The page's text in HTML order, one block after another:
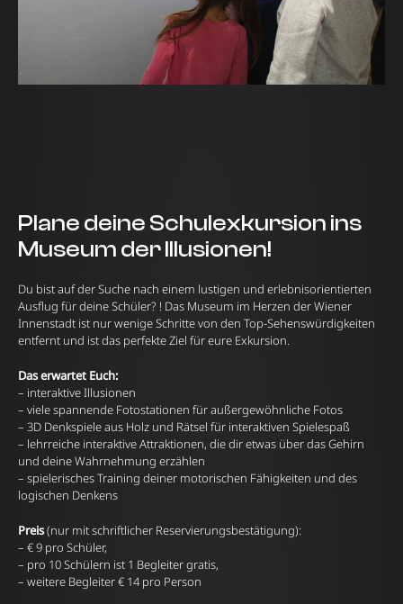
Plane deine Schulexkursion ins
Museum der Illusionen!
Du bist auf der Suche nach einem lustigen und erlebnisorientierten
Ausflug für deine Schüler? ! Das Museum im Herzen der Wiener
Innenstadt ist nur wenige Schritte von den Top-Sehenswürdigkeiten
entfernt und ist das perfekte Ziel für eure Exkursion.
Das erwartet Euch:
– interaktive Illusionen
– viele spannende Fotostationen für außergewöhnliche Fotos
– 3D Denkspiele aus Holz und Rätsel für interaktiven Spielespaß
– lehrreiche interaktive Attraktionen, die dir etwas über das Gehirn
und deine Wahrnehmung erzählen
– spielerisches Training deiner motorischen Fähigkeiten und des
logischen Denkens
Preis(nur mit schriftlicher Reservierungsbestätigung):
– € 9 pro Schüler,
– pro 10 Schülern ist 1 Begleiter gratis,
– weitere Begleiter € 14 pro Person